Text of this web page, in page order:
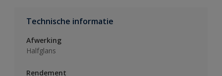
Technische informatie
Afwerking
Halfglans
Rendement